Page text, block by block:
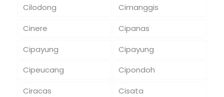
Cilodong
Cimanggis
Cinere
Cipanas
Cipayung
Cipayung
Cipeucang
Cipondoh
Ciracas
Cisata